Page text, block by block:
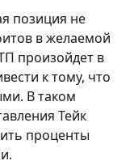
позиция не
в желаемой
произойдет в
к тому, что
В таком
Тейк
проценты